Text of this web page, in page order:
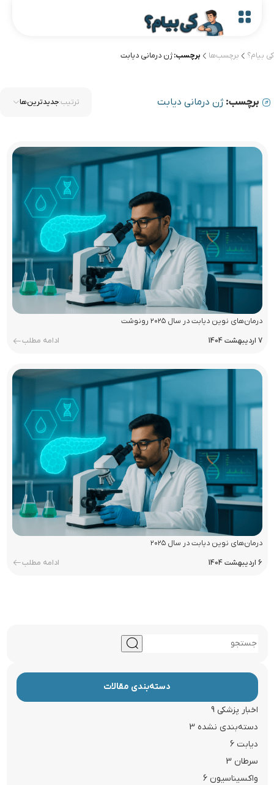
کی بیام؟ برچسب‌ها برچسب:ژن درمانی دیابت
برچسب: ژن درمانی دیابت ترتیب:جدیدترین‌ها
دسته‌بندی مقالات
اخبار پزشکی 9
دسته‌بندی نشده 3
دیابت 6
سرطان 3
واکسیناسیون 6
درمان‌های نوین دیابت در سال ۲۰۲۵ رونوشت
7 اردیبهشت 1404
ادامه مطلب
درمان‌های نوین دیابت در سال ۲۰۲۵
6 اردیبهشت 1404
ادامه مطلب